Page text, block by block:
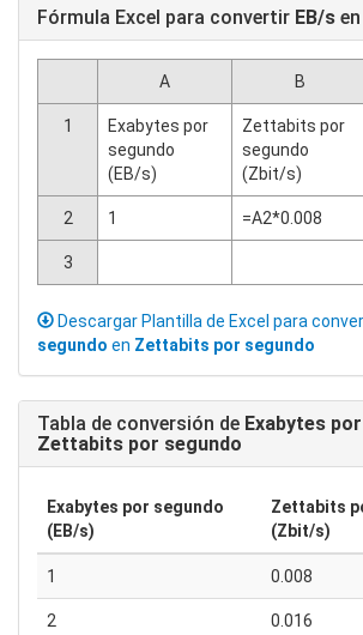
Fórmula Excel para convertir EB/s en
A B
1
Exabytes por
segundo
(EB/s)
Zettabits por
segundo
(Zbit/s)
2 1 =A2*0.008
3
Descargar Plantilla de Excel para
segundo en Zettabits por segundo
Tabla de conversión de Exabytes
Zettabits por segundo
Exabytes por segundo
(EB/s)
Zettabits
(Zbit/s)
1 0.008
2 0.016